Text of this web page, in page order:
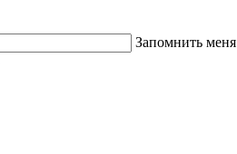
Запомнить меня